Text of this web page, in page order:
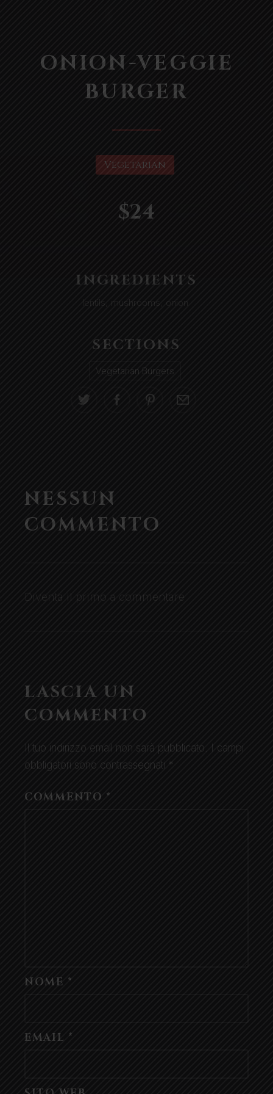
ONION-VEGGIE
BURGER
Vegetarian
$24
INGREDIENTS
lentils mushrooms onion
SECTIONS
Vegetarian Burgers
NESSUN
COMMENTO
Diventa il primo a commentare
LASCIA UN
COMMENTO
Il tuo indirizzo email non sarà pubblicato.
I campi
obbligatori sono contrassegnati *
COMMENTO *
NOME *
EMAIL *